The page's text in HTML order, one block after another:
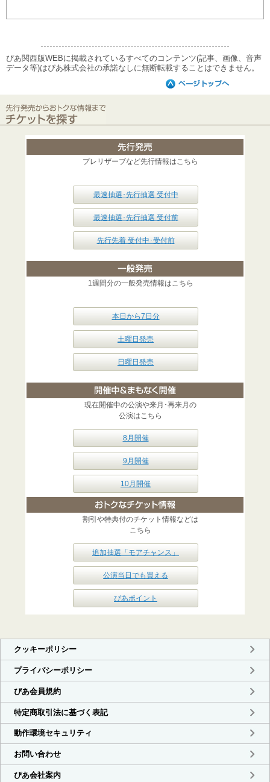
ぴあ関西版WEBに掲載されているすべてのコンテンツ(記事、画像、音声
データ等)はぴあ株式会社の承諾なしに無断転載することはできません。
プレリザーブなど先行情報はこちら
最速抽選･先行抽選 受付中
最速抽選･先行抽選 受付前
先行先着 受付中･受付前
1週間分の一般発売情報はこちら
本日から7日分
土曜日発売
日曜日発売
現在開催中の公演や来月･再来月の
公演はこちら
8月開催
9月開催
10月開催
割引や特典付のチケット情報などは
こちら
追加抽選「モアチャンス」
公演当日でも買える
ぴあポイント